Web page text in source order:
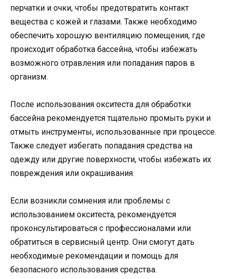
перчатки и очки, чтобы предотвратить контакт
вещества с кожей и глазами. Также необходимо
обеспечить хорошую вентиляцию помещения, где
происходит обработка бассейна, чтобы избежать
возможного отравления или попадания паров в
организм.
После использования окситеста для обработки
бассейна рекомендуется тщательно промыть руки и
отмыть инструменты, использованные при процессе.
Также следует избегать попадания средства на
одежду или другие поверхности, чтобы избежать их
повреждения или окрашивания.
Если возникли сомнения или проблемы с
использованием окситеста, рекомендуется
проконсультироваться с профессионалами или
обратиться в сервисный центр. Они смогут дать
необходимые рекомендации и помощь для
безопасного использования средства.